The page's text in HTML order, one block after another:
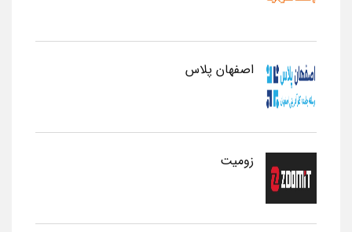
اصفهان پلاس
زومیت